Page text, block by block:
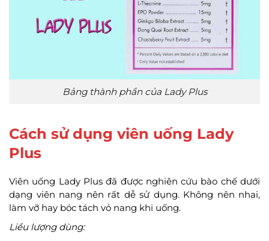
Bảng thành phần của Lady Plus
Cách sử dụng viên uống Lady
Plus
Viên uống Lady Plus đã được nghiên cứu bào chế dưới
dạng viên nang nên rất dễ sử dụng. Không nên nhai,
làm vỡ hay bóc tách vỏ nang khi uống.
Liều lượng dùng: